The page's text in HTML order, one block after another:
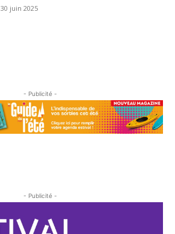
30 juin 2025
- Publicité -
- Publicité -